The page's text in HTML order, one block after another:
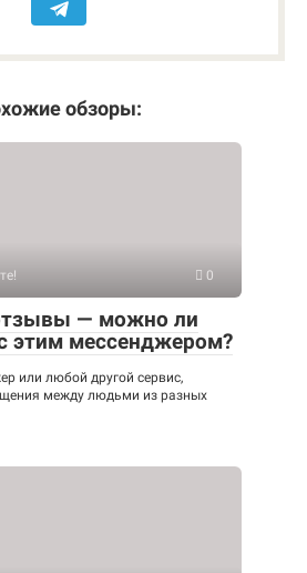
обзоры:
0
— можно ли
этим мессенджером?
или любой другой сервис,
между людьми из разных